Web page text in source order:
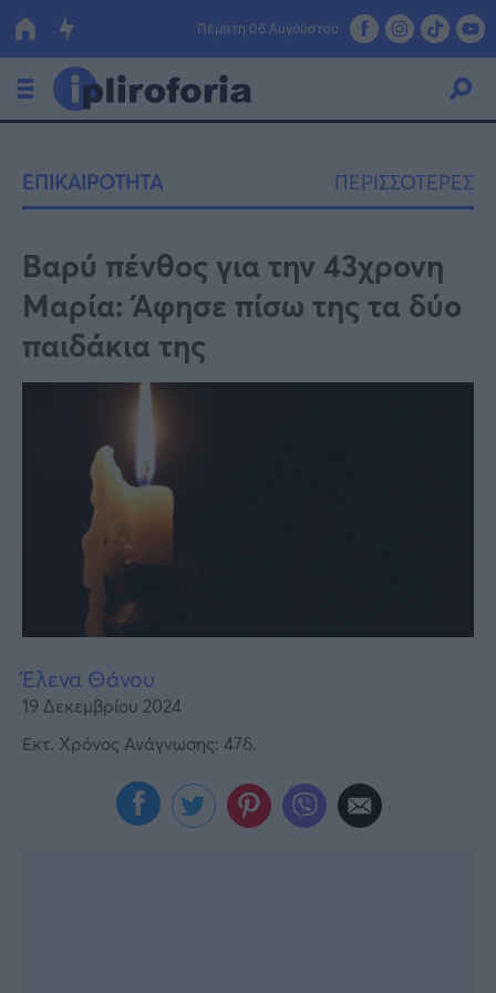
Πέμπτη 06 Αυγούστου
Οικονομία
Πολιτική
Τράπεζες
Επιδοτήσεις
Κόσμος
Lifestyle
Αθλητικά
Υγεία
Γυναίκα
ΕΠΙΚΑΙΡΟΤΗΤΑ ΠΕΡΙΣΣΟΤΕΡΕΣ
Βαρύ πένθος για την 43χρονη
Μαρία: Άφησε πίσω της τα δύο
παιδάκια της
Έλενα Θάνου
19 Δεκεμβρίου 2024
Εκτ. Χρόνος Ανάγνωσης: 47δ.